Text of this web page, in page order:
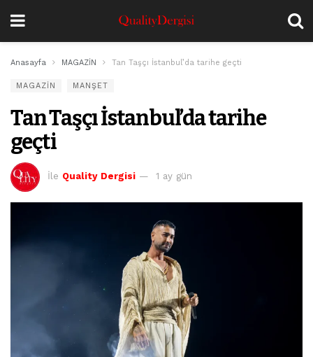
Anasayfa MAGAZİN Tan Taşçı İstanbul’da tarihe geçti
MAGAZİN MANŞET
Tan Taşçı İstanbul’da tarihe
geçti
İle Quality Dergisi 1 ay gün